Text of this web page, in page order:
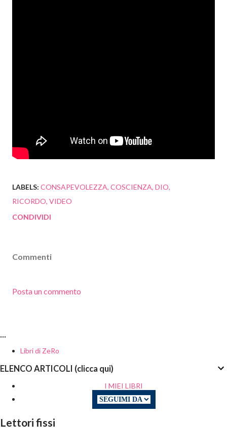
LABELS: CONSAPEVOLEZZA COSCIENZA DIO
RICORDO VIDEO
CONDIVIDI
Commenti
Posta un commento
...
Libri di ZeRo
ELENCO ARTICOLI (clicca qui)
I MIEI LIBRI
Lettori fissi